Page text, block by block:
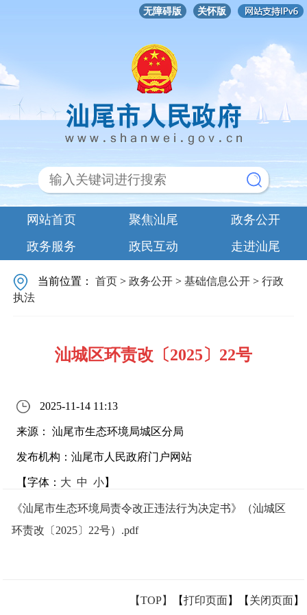
无障碍版 关怀版
网站首页 聚焦汕尾
政务公开
政务服务
政民互动 走进汕尾
当前位置：首页 >政务公开 >基础信息公开 >行政
执法
汕城区环责改〔2025〕22号
2025-11-14 11:13
来源： 汕尾市生态环境局城区分局
发布机构：汕尾市人民政府门户网站
【字体： 大 中 小】
《汕尾市生态环境局责令改正违法行为决定书》（汕城区
环责改〔2025〕22号）.pdf
【TOP】 【打印页面】【 关闭页面】